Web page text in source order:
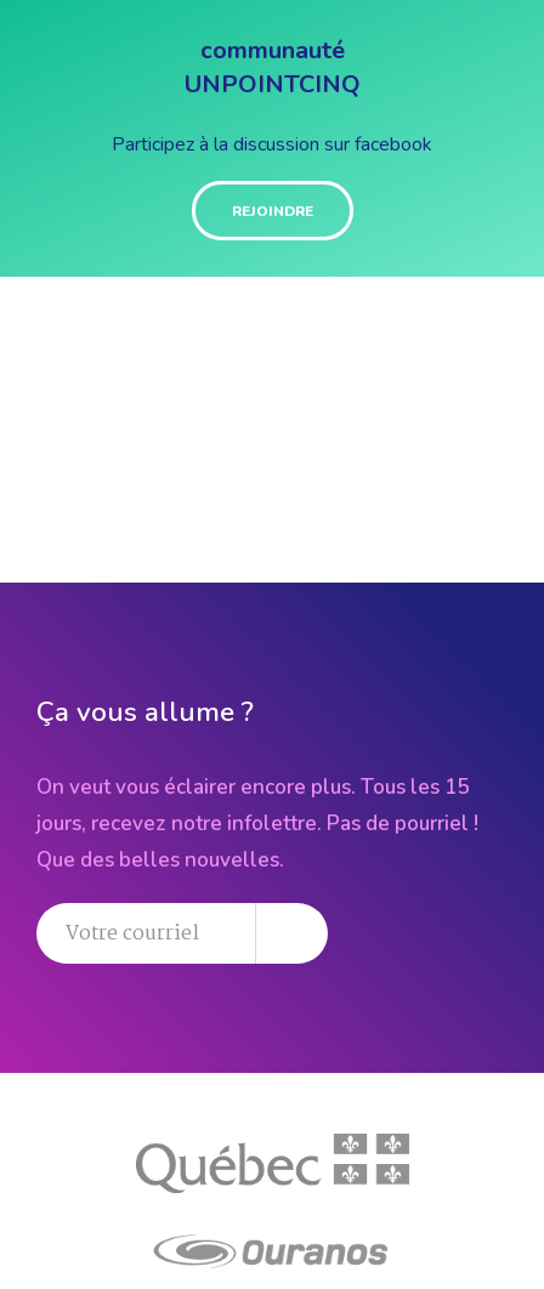
communauté
UNPOINTCINQ
Participez à la discussion sur facebook
REJOINDRE
Ça vous allume ?
On veut vous éclairer encore plus. Tous les 15
jours, recevez notre infolettre. Pas de pourriel !
Que des belles nouvelles.